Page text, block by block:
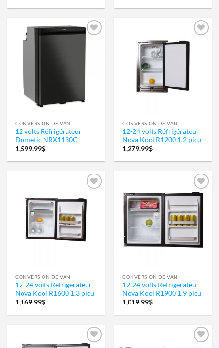
CONVERSION DE VAN
12 volts Réfrigérateur
Dometic NRX1130C
1,599.99$
CONVERSION DE VAN
12-24 volts Réfrigérateur
Nova Kool R1200 1.2 picu
1,279.99$
Ajouter
à la
wishlist
CONVERSION DE VAN
12-24 volts Réfrigérateur
Nova Kool R1600 1.3 picu
1,169.99$
Ajouter
à la
wishlist
CONVERSION DE VAN
12-24 volts Réfrigérateur
Nova Kool R1900 1.9 picu
1,019.99$